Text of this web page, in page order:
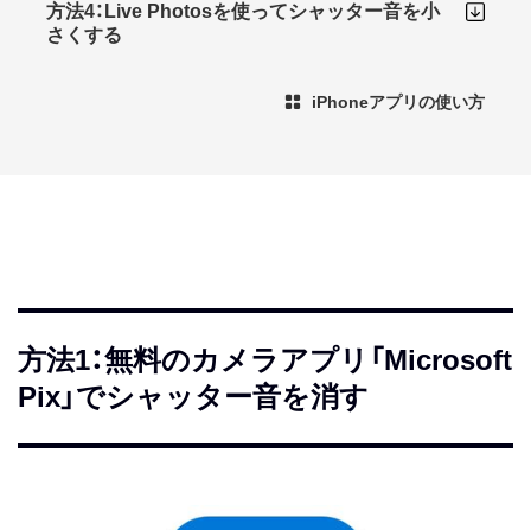
方法4：Live Photosを使ってシャッター音を小
さくする
iPhoneアプリの使い方
方法1：無料のカメラアプリ「Microsoft
Pix」でシャッター音を消す